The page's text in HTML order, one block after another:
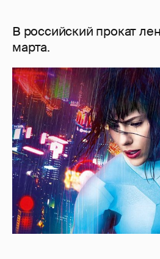
В российский прокат
марта.